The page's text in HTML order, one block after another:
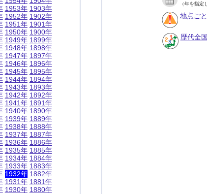
1953年
1952年
1951年
1950年
1949年
1948年
1947年
1946年
1945年
1944年
1943年
1942年
1941年
1940年
1939年
1938年
1937年
1936年
1935年
1934年
1933年
1932年
1931年
1930年
1903年
1902年
1901年
1900年
1899年
1898年
1897年
1896年
1895年
1894年
1893年
1892年
1891年
1890年
1889年
1888年
1887年
1886年
1885年
1884年
1883年
1882年
1881年
1880年
（年を指定
地点ご
歴代全